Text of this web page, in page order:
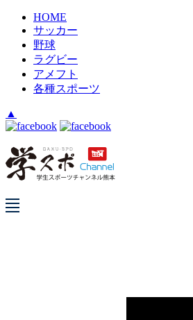
HOME
サッカー
野球
ラグビー
アメフト
各種スポーツ
▲